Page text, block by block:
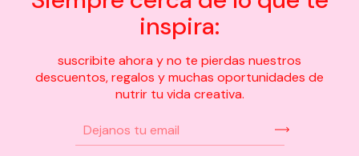
inspira:
suscribite ahora y no te pierdas nuestros
descuentos, regalos y muchas oportunidades de
nutrir tu vida creativa.